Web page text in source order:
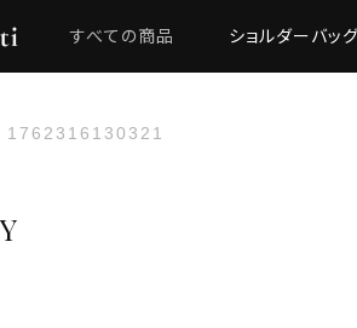
すべての商品 ショルダーバッ
1762316130321